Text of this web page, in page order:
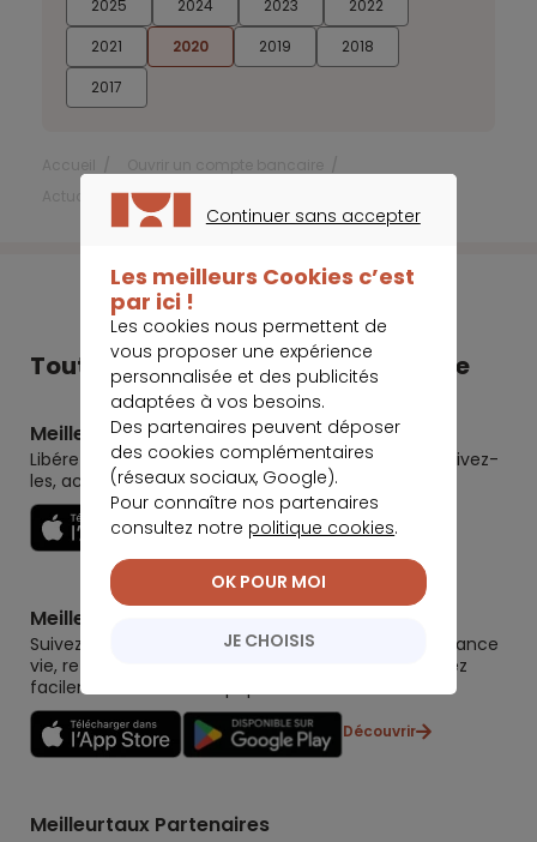
2025 2024 2023
2022
2021
2020 2019
2018
2017
Actualités Ouvrir un compte bancaire
Tout Meilleurtaux dans votre poche
Meilleurtaux
Libérez le potentiel de vos projets : préparez-les, suivez-
les, accomplissez-les.
Découvrir
Meilleurtaux Placement
Suivez la performance de tous vos contrats (assurance
vie, retraite, immobilier, défiscalisation) et re-versez
facilement. Garantie 0 paperasse.
Découvrir
Meilleurtaux Partenaires
Continuer sans accepter
Les meilleurs Cookies c’est
par ici !
Les cookies nous permettent de
vous proposer une expérience
personnalisée et des publicités
adaptées à vos besoins.
Des partenaires peuvent déposer
des cookies complémentaires
(réseaux sociaux, Google).
Pour connaître nos partenaires
consultez notre politique cookies.
JE CHOISIS
OK POUR MOI